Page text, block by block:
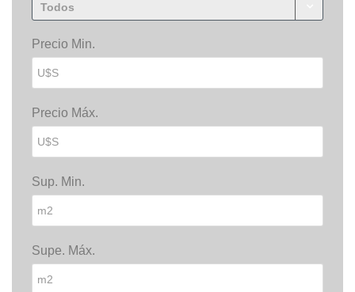
Todos
Precio Min.
Precio Máx.
Sup. Min.
Supe. Máx.